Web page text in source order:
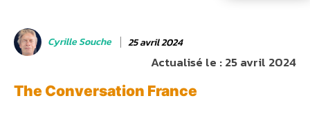
Cyrille Souche 25 avril 2024
Actualisé le :25 avril 2024
The Conversation France